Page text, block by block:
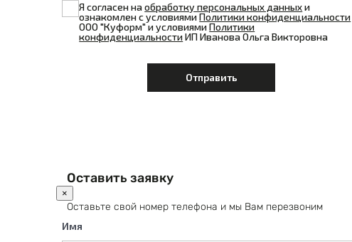
Я согласен наобработку персональных данныхи
ознакомлен с условиямиПолитики конфиденциальности
ООО "Куформ" и условиямиПолитики
конфиденциальностиИП Иванова Ольга Викторовна
Оставить заявку
×
Оставьте свой номер телефона и мы Вам перезвоним
Имя